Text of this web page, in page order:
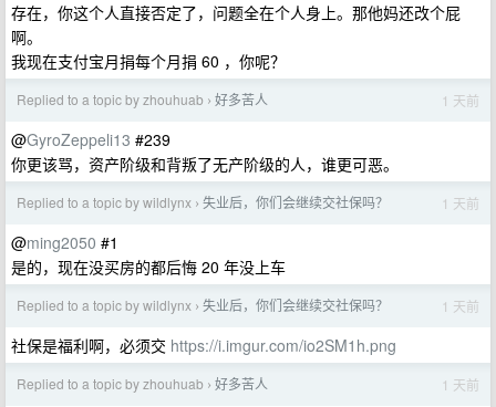
存在，你这个人直接否定了，问题全在个人身上。那他妈还改个屁
啊。
我现在支付宝月捐每个月捐 60 ，你呢？
Replied to a topic by zhouhuab › 好多苦人 1 天前
@GyroZeppeli13 #239
你更该骂，资产阶级和背叛了无产阶级的人，谁更可恶。
Replied to a topic by wildlynx › 失业后，你们会继续交社保吗？ 1 天前
@ming2050 #1
是的，现在没买房的都后悔 20 年没上车
Replied to a topic by wildlynx › 失业后，你们会继续交社保吗？ 1 天前
社保是福利啊，必须交 https://i.imgur.com/io2SM1h.png
Replied to a topic by zhouhuab › 好多苦人 1 天前